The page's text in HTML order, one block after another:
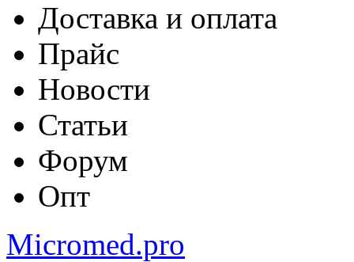
Доставка и оплата
Прайс
Новости
Статьи
Форум
Опт
Micromed.pro